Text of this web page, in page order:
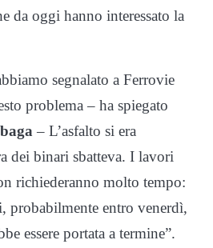
da oggi hanno interessato la
segnalato a Ferrovie
problema – ha spiegato
– L’asfalto si era
dei binari sbatteva. I lavori
richiederanno molto tempo:
entro venerdì,
essere portata a termine”.